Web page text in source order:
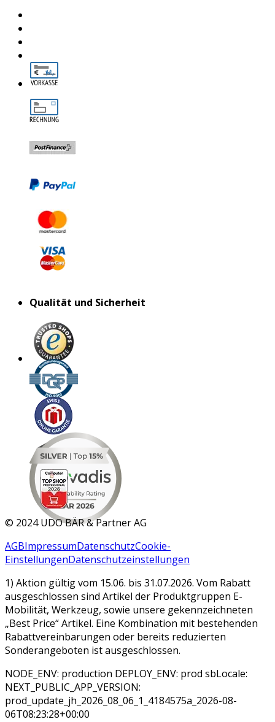
Qualität und Sicherheit
MAR 2026
© 2024 UDO BÄR & Partner AG
AGBImpressumDatenschutzCookie-
EinstellungenDatenschutzeinstellungen
1) Aktion gültig vom 15.06. bis 31.07.2026. Vom Rabatt
ausgeschlossen sind Artikel der Produktgruppen E-
Mobilität, Werkzeug, sowie unsere gekennzeichneten
„Best Price“ Artikel. Eine Kombination mit bestehenden
Rabattvereinbarungen oder bereits reduzierten
Sonderangeboten ist ausgeschlossen.
NODE_ENV: production DEPLOY_ENV: prod sbLocale:
NEXT_PUBLIC_APP_VERSION:
prod_update_jh_2026_08_06_1_4184575a_2026-08-
06T08:23:28+00:00